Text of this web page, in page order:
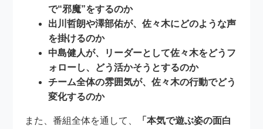
で“邪魔”をするのか
出川哲朗や澤部佑が、佐々木にどのような声
を掛けるのか
中島健人が、リーダーとして佐々木をどうフ
ォローし、どう活かそうとするのか
チーム全体の雰囲気が、佐々木の行動でどう
変化するのか
また、番組全体を通して、
「本気で遊ぶ姿の面白